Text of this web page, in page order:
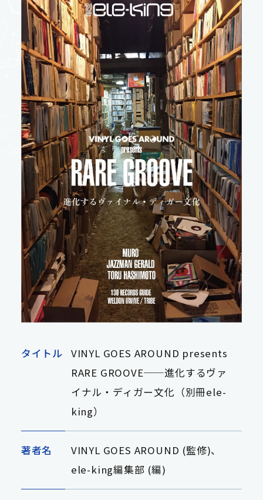
輸入卸売事業
出版流通代行事業
事業紹介 トップ
Contact
お問い合わせ
出版流通代行サービス
オウンドブックス
本の販売をご検討の
書店の方
よくある質問
導入事例
タイトル
VINYL GOES AROUND presents
RARE GROOVE──進化するヴァ
イナル・ディガー文化（別冊ele-
king）
著者名
VINYL GOES AROUND (監修)、
ele-king編集部 (編)